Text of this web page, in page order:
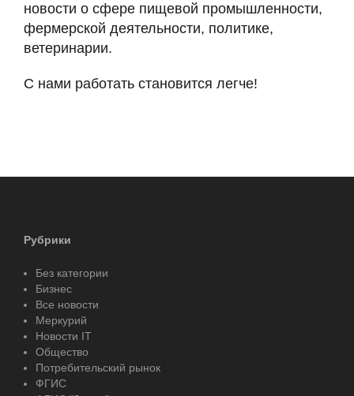
новости о сфере пищевой промышленности,
фермерской деятельности, политике,
ветеринарии.
С нами работать становится легче!
Рубрики
Без категории
Бизнес
Все новости
Меркурий
Новости IT
Общество
Потребительский рынок
ФГИС